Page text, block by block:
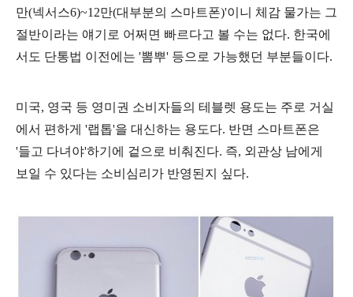
만(넥서스6)~12만(대부분의 스마트폰)'이니 체감 물가는 그
절반이라는 얘기로 어쩌면 빠르다고 볼 수는 없다. 한국에
서도 단통법 이전에는 '뽐뿌' 등으로 가능했던 부분들이다.
미국, 영국 등 영미권 소비자들의 테블렛 용도는 주로 거실
에서 편하게 '랩톱'을 대신하는 용도다. 반면 스마트폰은
'들고 다녀야'하기에 겉으로 비춰진다. 즉, 외관상 남에게
보일 수 있다는 소비심리가 반영된지 싶다.